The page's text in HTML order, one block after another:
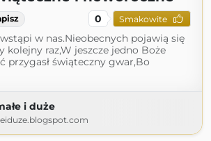
0 Smakowite
w nas.Nieobecnych pojawią się
kolejny raz,W jeszcze jedno Boże
przygasł świąteczny gwar,Bo
i duże